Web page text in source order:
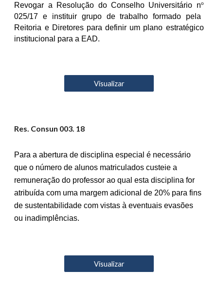
Revogar a Resolução do Conselho Universitário no
025/17 e instituir grupo de trabalho formado pela
Reitoria e Diretores para definir um plano estratégico
institucional para a EAD.
Visualizar
Res. Consun 003. 18
Para a abertura de disciplina especial é necessário
que o número de alunos matriculados custeie a
remuneração do professor ao qual esta disciplina for
atribuída com uma margem adicional de 20% para fins
de sustentabilidade com vistas à eventuais evasões
ou inadimplências.
Visualizar